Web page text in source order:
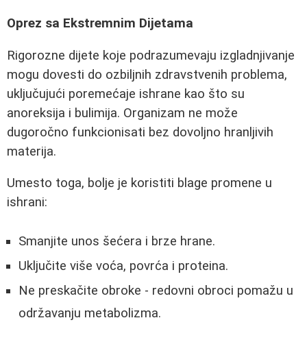
Oprez sa Ekstremnim Dijetama
Rigorozne dijete koje podrazumevaju izgladnjivanje
mogu dovesti do ozbiljnih zdravstvenih problema,
uključujući poremećaje ishrane kao što su
anoreksija i bulimija. Organizam ne može
dugoročno funkcionisati bez dovoljno hranljivih
materija.
Umesto toga, bolje je koristiti blage promene u
ishrani:
Smanjite unos šećera i brze hrane.
Uključite više voća, povrća i proteina.
Ne preskačite obroke - redovni obroci pomažu u
održavanju metabolizma.